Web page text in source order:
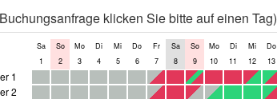
klicken Sie bitte auf einen Tag)
Sa So Mo Di Mi Do Fr Sa So Mo Di Mi Do
1
2 3 4 5 6 7 8 9 10 11 12 13
1
2